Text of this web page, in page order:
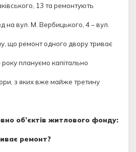
13 та ремонтують
на вул. М. Вербицького, 4 – вул.
що ремонт одного двору триває
плануємо капітально
з яких вже майже третину
об’єктів житлового фонду:
ремонт?